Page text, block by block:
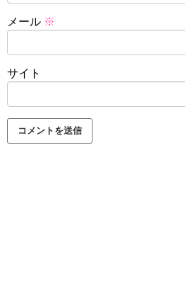
メール ※
サイト